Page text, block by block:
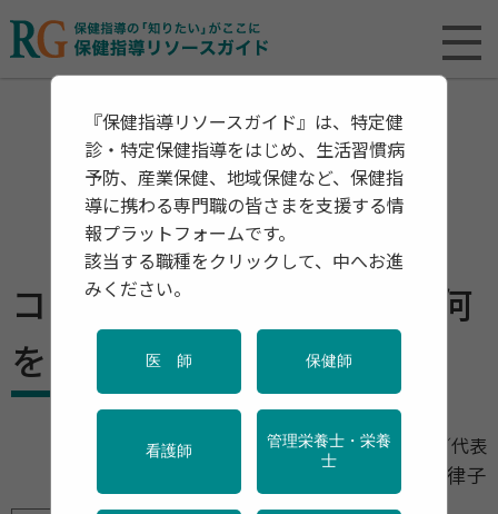
コロナ禍二年目 私たちは何
をしていこうか
H Sプランニング／代表
亀ヶ谷 律子
『保健指導リソースガイド』は、特定健
診・特定保健指導をはじめ、生活習慣病
予防、産業保健、地域保健など、保健指
導に携わる専門職の皆さまを支援する情
報プラットフォームです。
該当する職種をクリックして、中へお進
みください。
医 師 保健師
看護師
管理栄養士・栄養
士